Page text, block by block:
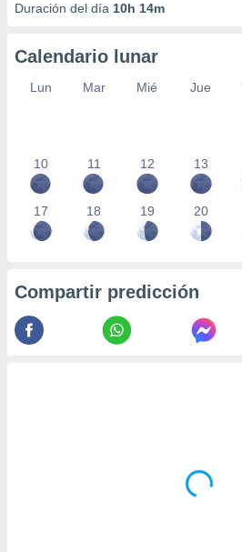
Duración del día 10h 14m
Calendario lunar
Lun Mar Mié Jue
10 11 12 13
17 18 19 20
Compartir predicción